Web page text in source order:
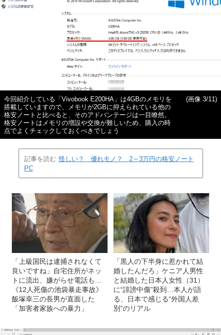
今回紹介している「Vivobook E200HA」は4GBのメモリを
搭載していますので、メモリが2GBに抑えられている他の
格安ノートと比べると、そのアドバンテージは一目瞭然。
格安ノートはメモリの増設や交換が難しいため、購入の時
点でよくチェックしておくべきでしょう
(画像 3/11)
記事を読む 怪しい？ 優れモノ？ 2～3万円の格安ノート
PC
「上級国民は逮捕されなくて
良いですね」自宅住所がネッ
トに流出、嫌がらせ電話も…
《12人死傷の池袋暴走事故》
飯塚幸三の長男が直面した
「加害者家族への暴力」
「黒人の下半身に惹かれて結
婚したんだろ」ケニア人男性
と結婚した日本人女性（31）
に“誹謗中傷”殺到…本人が語
る、日本で感じる“外国人差
別”のリアル